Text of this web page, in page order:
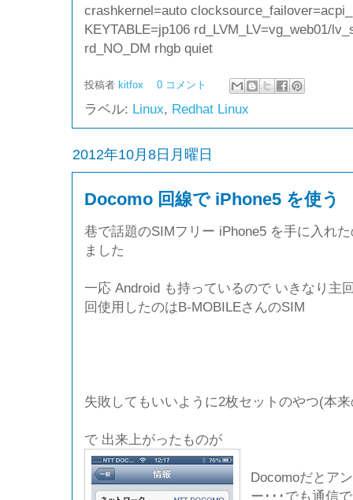
crashkernel=auto
KEYTABLE=jp106 rd_LVM_LV=vg_web01/
rd_NO_DM rhgb quiet
投稿者 kitfox 0 コメント
ラベル: Linux, Redhat Linux
2012年10月8日月曜日
Docomo 回線で iPhone5 を使う
巷で話題のSIMフリー iPhone5 を手に入れ
ました
一応 Android も持っているので いきなり主
回使用したのはB-MOBILEさんのSIM
失敗してもいいように2枚セットのやつ(本
で 出来上がったものが
Docomoだとア
ー･･･でも通信